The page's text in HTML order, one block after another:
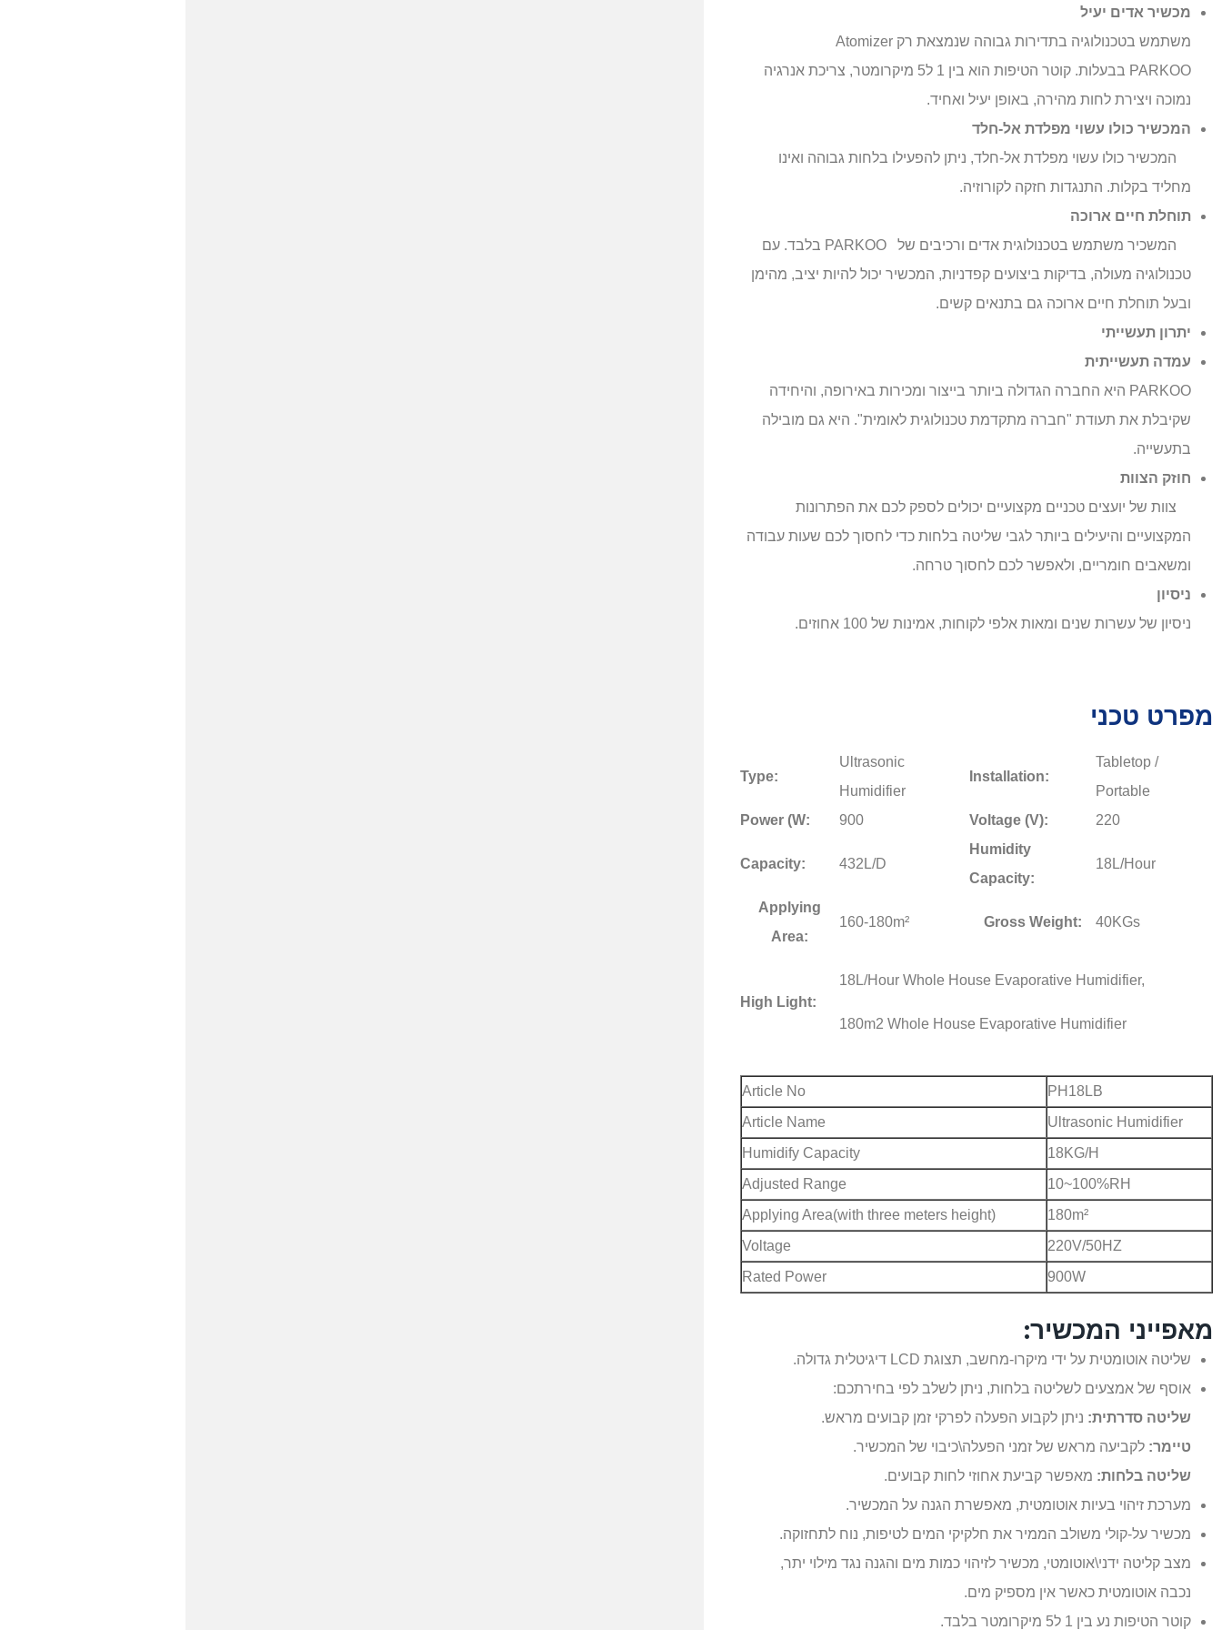
מכשיר אדים יעיל
Atomizer משתמש בטכנולוגיה בתדירות גבוהה שנמצאת רק
בבעלות PARKOO.
קוטר הטיפות הוא בין 1 ל5 מיקרומטר, צריכת אנרגיה
נמוכה ויצירת לחות מהירה, באופן יעיל ואחיד.
המכשיר כולו עשוי מפלדת אל-חלד
המכשיר כולו עשוי מפלדת אל-חלד, ניתן להפעילו בלחות גבוהה ואינו
מחליד בקלות. התנגדות חזקה לקורוזיה.
תוחלת חיים ארוכה
המשכיר משתמש בטכנולוגית אדים ורכיבים של PARKOO בלבד. עם
טכנולוגיה מעולה, בדיקות ביצועים קפדניות, המכשיר יכול להיות יציב, מהימן
ובעל תוחלת חיים ארוכה גם בתנאים קשים.
יתרון תעשייתי
עמדה תעשייתית
PARKOO היא החברה הגדולה ביותר בייצור ומכירות באירופה, והיחידה
שקיבלת את תעודת "חברה מתקדמת טכנולוגית לאומית". היא גם מובילה
בתעשייה.
חוזק הצוות
צוות של יועצים טכניים מקצועיים יכולים לספק לכם את הפתרונות
המקצועיים והיעילים ביותר לגבי שליטה בלחות כדי לחסוך לכם שעות עבודה
ומשאבים חומריים, ולאפשר לכם לחסוך טרחה.
ניסיון
ניסיון של עשרות שנים ומאות אלפי לקוחות, אמינות של 100 אחוזים.
מפרט טכני
Type:
Ultrasonic
Humidifier
Installation:
Tabletop /
Portable
Power (W:
900 Voltage (V): 220
Capacity: 432L/D
Humidity
Capacity:
18L/Hour
Applying
Area:
160-180m² Gross Weight: 40KGs
High Light:
18L/Hour Whole House Evaporative Humidifier,
180m2 Whole House Evaporative Humidifier
Article No
PH18LB
Article Name
Ultrasonic Humidifier
Humidify Capacity
18KG/H
Adjusted Range
10~100%RH
Applying Area(with three meters height)
180m²
Voltage
220V/50HZ
Rated Power
900W
מאפייני המכשיר:
שליטה אוטומטית על ידי מיקרו-מחשב, תצוגת LCD דיגיטלית גדולה.
אוסף של אמצעים לשליטה בלחות, ניתן לשלב לפי בחירתכם:
שליטה סדרתית: ניתן לקבוע הפעלה לפרקי זמן קבועים מראש.
טיימר: לקביעה מראש של זמני הפעלה\כיבוי של המכשיר.
שליטה בלחות: מאפשר קביעת אחוזי לחות קבועים.
מערכת זיהוי בעיות אוטומטית, מאפשרת הגנה על המכשיר.
מכשיר על-קולי משולב הממיר את חלקיקי המים לטיפות, נוח לתחזוקה.
מצב קליטה ידני\אוטומטי, מכשיר לזיהוי כמות מים והגנה נגד מילוי יתר,
נכבה אוטומטית כאשר אין מספיק מים.
קוטר הטיפות נע בין 1 ל5 מיקרומטר בלבד.